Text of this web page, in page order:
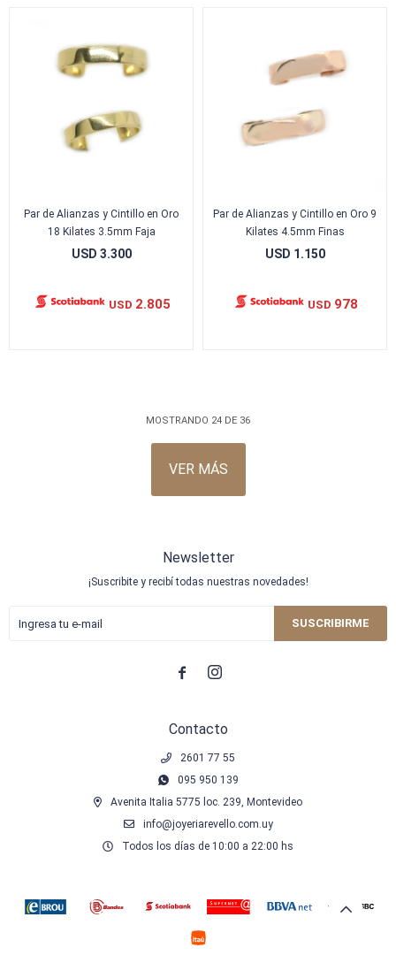
Par de Alianzas y Cintillo en Oro
18 Kilates 3.5mm Faja
USD 3.300
USD 2.805
Par de Alianzas y Cintillo en Oro 9
Kilates 4.5mm Finas
USD 1.150
USD 978
MOSTRANDO 24 DE 36
VER MÁS
Contacto
2601 77 55
095 950 139
Avenita Italia 5775 loc. 239, Montevideo
info@joyeriarevello.com.uy
Todos los días de 10:00 a 22:00 hs
Newsletter
¡Suscribite y recibí todas nuestras novedades!
SUSCRIBIRME
 